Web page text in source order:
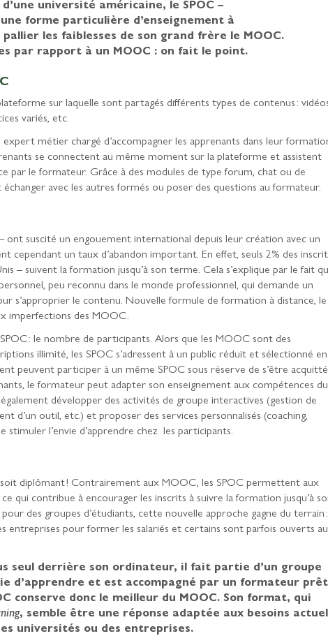
université américaine, le SPOC –
forme particulière d’enseignement à
les faiblesses de son grand frère le MOOC.
par rapport à un MOOC : on fait le point.
sur laquelle sont partagés différents types de contenus :
variés, etc.
métier chargé d’accompagner les apprenants dans leur
se connectent au même moment sur la plateforme et assistent
par le formateur. Grâce à des modules de type forum, chat ou de
avec les autres formés ou poser des questions au formateur.
ont suscité un engouement international depuis leur création avec un
cependant un taux d’abandon important. En effet, seuls 2% des
– suivent la formation jusqu’à son terme. Cela s’explique par le fait
peu reconnu dans le monde professionnel, qui demande un
s’approprier le contenu. Nouvelle formule de formation à distance, le
imperfections des MOOC.
: le nombre de participants. Alors que les MOOC sont des
illimité, les SPOC s’adressent à un public réduit et sélectionné en
peuvent participer à un même SPOC sous réserve de s’être acquitté
le formateur peut adapter son enseignement aux compétences du
développer des activités de groupe interactives (gestion de
d’un outil, etc.) et proposer des services personnalisés (coaching,
l’envie d’apprendre chez les participants.
soit diplômant ! Contrairement aux MOOC, les SPOC permettent aux
qui contribue à encourager les inscrits à suivre la formation jusqu’à
des groupes d’étudiants, cette nouvelle approche gagne du terrain :
entreprises pour former les salariés et certains sont parfois ouverts
seul derrière son ordinateur, il fait partie d’un groupe
d’apprendre et est accompagné par un formateur prêt
conserve donc le meilleur du MOOC. Son format, qui
, semble être une réponse adaptée aux besoins
universités ou des entreprises.